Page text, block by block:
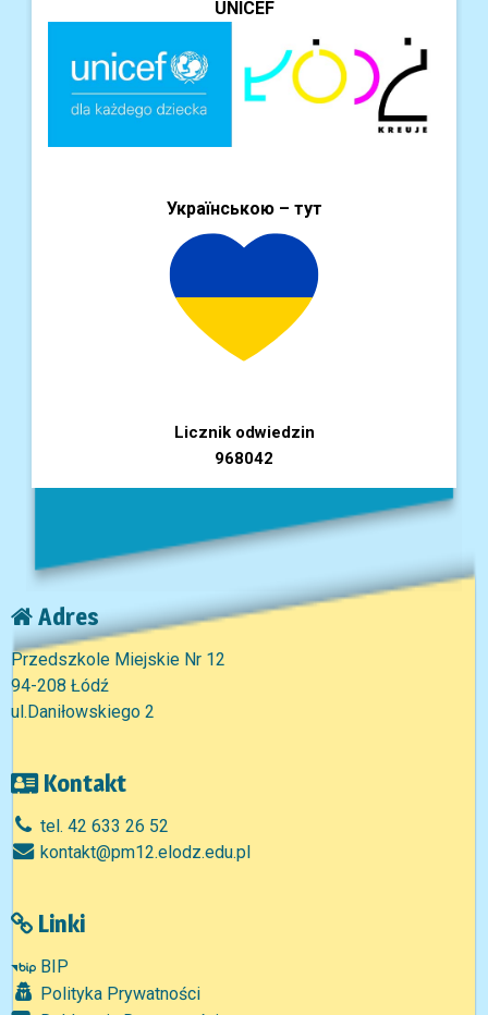
UNICEF
Українською – тут
Licznik odwiedzin
968042
Adres
Przedszkole Miejskie Nr 12
94-208 Łódź
ul.Daniłowskiego 2
Kontakt
tel. 42 633 26 52
kontakt@pm12.elodz.edu.pl
Linki
BIP
Polityka Prywatności